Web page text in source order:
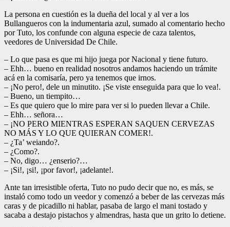
La persona en cuestión es la dueña del local y al ver a los
Bullangueros con la indumentaria azul, sumado al comentario hecho
por Tuto, los confunde con alguna especie de caza talentos,
veedores de Universidad De Chile.
– Lo que pasa es que mi hijo juega por Nacional y tiene futuro.
– Ehh… bueno en realidad nosotros andamos haciendo un trámite
acá en la comisaría, pero ya tenemos que irnos.
– ¡No pero!, dele un minutito. ¡Se viste enseguida para que lo vea!.
– Bueno, un tiempito…
– Es que quiero que lo mire para ver si lo pueden llevar a Chile.
– Ehh… señora…
– ¡NO PERO MIENTRAS ESPERAN SAQUEN CERVEZAS
NO MÁS Y LO QUE QUIERAN COMER!.
– ¿Ta’ weiando?.
– ¿Como?.
– No, digo… ¿enserio?…
– ¡Si!, ¡si!, ¡por favor!, ¡adelante!.
Ante tan irresistible oferta, Tuto no pudo decir que no, es más, se
instaló como todo un veedor y comenzó a beber de las cervezas más
caras y de picadillo ni hablar, pasaba de largo el mani tostado y
sacaba a destajo pistachos y almendras, hasta que un grito lo detiene.